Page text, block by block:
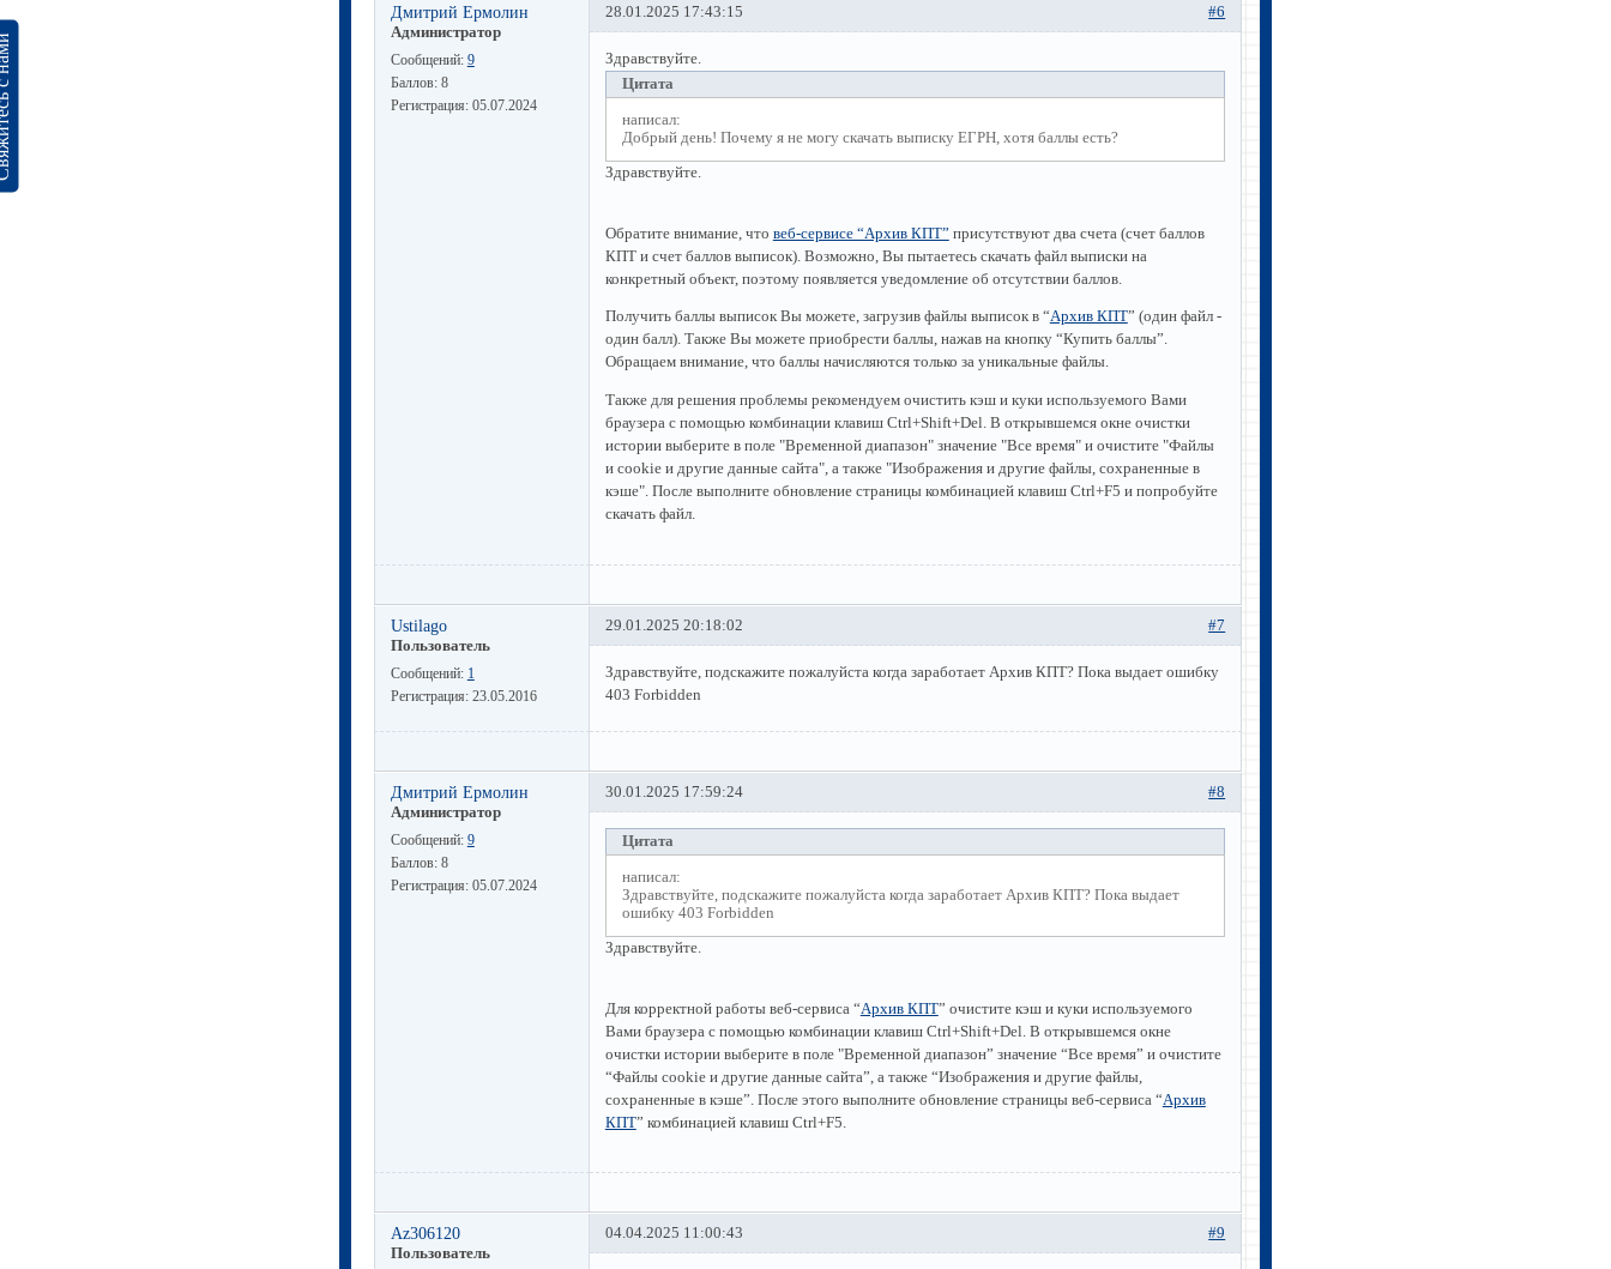
нами
Дмитрий Ермолин
Администратор
Сообщений: 9
Баллов: 8
Регистрация: 05.07.2024
#6
28.01.2025 17:43:15
Здравствуйте.
Цитата
написал:
Добрый день! Почему я не могу скачать выписку ЕГРН, хотя баллы есть?
Здравствуйте.
Обратите внимание, что веб-сервисе “Архив КПТ” присутствуют два счета (счет баллов
КПТ и счет баллов выписок). Возможно, Вы пытаетесь скачать файл выписки на
конкретный объект, поэтому появляется уведомление об отсутствии баллов.
Получить баллы выписок Вы можете, загрузив файлы выписок в “Архив КПТ” (один файл -
один балл). Также Вы можете приобрести баллы, нажав на кнопку “Купить баллы”.
Обращаем внимание, что баллы начисляются только за уникальные файлы.
Также для решения проблемы рекомендуем очистить кэш и куки используемого Вами
браузера с помощью комбинации клавиш Ctrl+Shift+Del. В открывшемся окне очистки
истории выберите в поле "Временной диапазон" значение "Все время" и очистите "Файлы
и cookie и другие данные сайта", а также "Изображения и другие файлы, сохраненные в
кэше". После выполните обновление страницы комбинацией клавиш Ctrl+F5 и попробуйте
скачать файл.
Ustilago
Пользователь
Сообщений: 1
Регистрация: 23.05.2016
#7
29.01.2025 20:18:02
Здравствуйте, подскажите пожалуйста когда заработает Архив КПТ? Пока выдает ошибку
403 Forbidden
Дмитрий Ермолин
Администратор
Сообщений: 9
Баллов: 8
Регистрация: 05.07.2024
#8
30.01.2025 17:59:24
Цитата
написал:
Здравствуйте, подскажите пожалуйста когда заработает Архив КПТ? Пока выдает
ошибку 403 Forbidden
Здравствуйте.
Для корректной работы веб-сервиса “Архив КПТ” очистите кэш и куки используемого
Вами браузера с помощью комбинации клавиш Ctrl+Shift+Del. В открывшемся окне
очистки истории выберите в поле "Временной диапазон” значение “Все время” и очистите
“Файлы cookie и другие данные сайта”, а также “Изображения и другие файлы,
сохраненные в кэше”. После этого выполните обновление страницы веб-сервиса “Архив
КПТ” комбинацией клавиш Ctrl+F5.
Az306120
Пользователь
#9
04.04.2025 11:00:43